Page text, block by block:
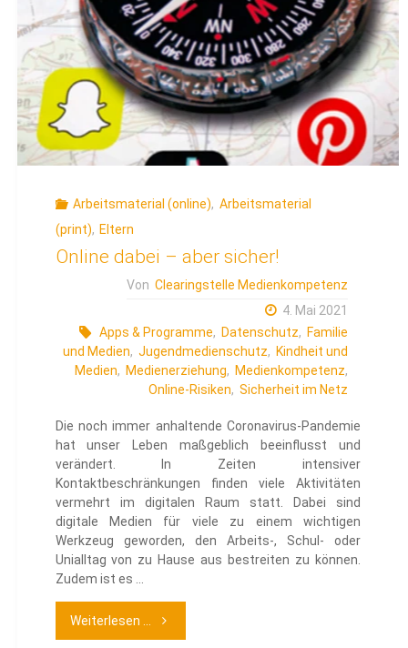
Arbeitsmaterial (online), Arbeitsmaterial
(print), Eltern
Online dabei – aber sicher!
Von Clearingstelle Medienkompetenz
4. Mai 2021
Apps & Programme, Datenschutz, Familie
und Medien, Jugendmedienschutz, Kindheit und
Medien, Medienerziehung, Medienkompetenz,
Online-Risiken, Sicherheit im Netz
Die noch immer anhaltende Coronavirus-Pandemie
hat unser Leben maßgeblich beeinflusst und
verändert. In Zeiten intensiver
Kontaktbeschränkungen finden viele Aktivitäten
vermehrt im digitalen Raum statt. Dabei sind
digitale Medien für viele zu einem wichtigen
Werkzeug geworden, den Arbeits-, Schul- oder
Unialltag von zu Hause aus bestreiten zu können.
Zudem ist es …
Weiterlesen ... "Online